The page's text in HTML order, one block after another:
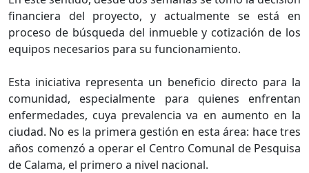
financiera del proyecto, y actualmente se está en
proceso de búsqueda del inmueble y cotización de los
equipos necesarios para su funcionamiento.
Esta iniciativa representa un beneficio directo para la
comunidad, especialmente para quienes enfrentan
enfermedades, cuya prevalencia va en aumento en la
ciudad. No es la primera gestión en esta área: hace tres
años comenzó a operar el Centro Comunal de Pesquisa
de Calama, el primero a nivel nacional.